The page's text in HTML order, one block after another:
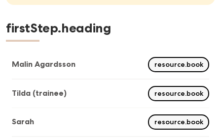
firstStep.heading
Malin Agardsson resource.book
Tilda (trainee) resource.book
Sarah resource.book